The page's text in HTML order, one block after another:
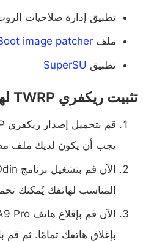
تطبيق إدارة صلاحيات
ملف image patcher
تطبيق SuperSU
تثبيت ريكفري TWRP لهاتف Samsung Galaxy A9 Pro 2016
يجب أن يكون لديك ملف
المناسب لهاتفك يُمكنك
الآن قم بإقلاع هاتف Galaxy A9 Pro إلى وضع
بإغلاق هاتفك تمامًا. ثم قم